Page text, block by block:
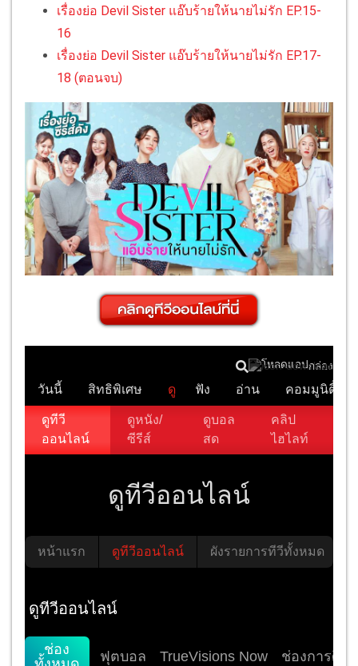
เรื่องย่อ Devil Sister แอ๊บร้ายให้นายไม่รัก EP.15-
16
เรื่องย่อ Devil Sister แอ๊บร้ายให้นายไม่รัก EP.17-
18 (ตอนจบ)